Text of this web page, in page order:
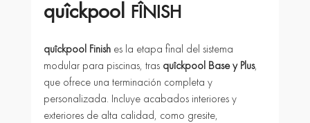
quîckpool FÎNISH
quîckpool Finish es la etapa final del sistema
modular para piscinas, tras quîckpool Base y Plus,
que ofrece una terminación completa y
personalizada. Incluye acabados interiores y
exteriores de alta calidad, como gresite,